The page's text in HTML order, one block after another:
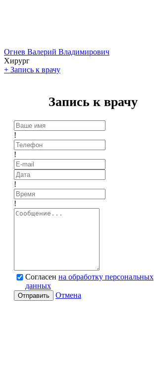
Огнев Валерий Владимирович
Хирург
+ Запись к врачу
Запись к врачу
!
!
!
!
Согласен на обработку персональных
данных
Отправить Отмена